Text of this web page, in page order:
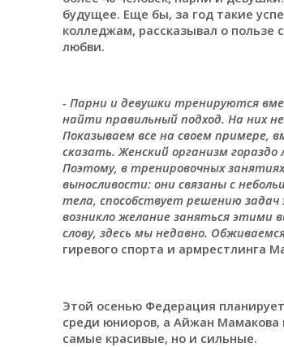
будущее. Еще бы, за год такие
колледжам, рассказывал о пользе
любви.
- Парни и девушки тренируются
найти правильный подход. На них
Показываем все на своем примере,
сказать. Женский организм
Поэтому, в тренировочных
выносливости: они связаны с
тела, способствует решению задач
возникло желание заняться этими
слову, здесь мы недавно.
гиревого спорта и армрестлинга
Этой осенью Федерация
среди юниоров, а Айжан Мамакова
самые красивые, но и сильные.